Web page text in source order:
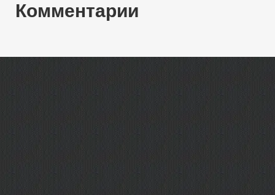
Комментарии